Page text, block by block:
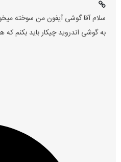
سلام آقا گوشی آیفون من سوخته
به گوشی اندروید چیکار باید بکنم که